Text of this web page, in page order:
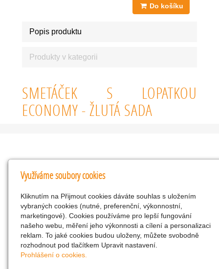
Do košíku
Popis produktu
Produkty v kategorii
SMETÁČEK S LOPATKOU
ECONOMY - ŽLUTÁ SADA
Kontakty
KNK obchodní společnost s r.o.
Komenského 127, Žacléř, 542 01 Číslo účtu:
286293602/0300
25298518
CZ25298518
info@drogerienacestach.cz
Využíváme soubory cookies
Kliknutím na Přijmout cookies dáváte souhlas s uložením
vybraných cookies (nutné, preferenční, výkonnostní,
marketingové). Cookies používáme pro lepší fungování
našeho webu, měření jeho výkonnosti a cílení a personalizaci
reklam. To jaké cookies budou uloženy, můžete svobodně
rozhodnout pod tlačítkem Upravit nastavení.
Prohlášení o cookies.